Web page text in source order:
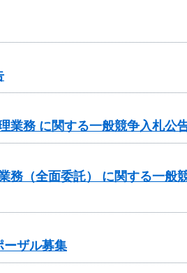
業務 に関する一般競争入札公
務（全面委託） に関する一般
ーザル募集